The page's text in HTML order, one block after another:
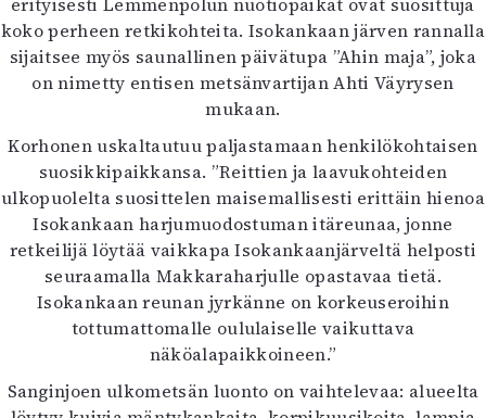
koko perheen retkikohteita. Isokankaan järven rannalla
sijaitsee myös saunallinen päivätupa ”Ahin maja”, joka
on nimetty entisen metsänvartijan Ahti Väyrysen
mukaan.
Korhonen uskaltautuu paljastamaan henkilökohtaisen
suosikkipaikkansa. ”Reittien ja laavukohteiden
ulkopuolelta suosittelen maisemallisesti erittäin hienoa
Isokankaan harjumuodostuman itäreunaa, jonne
retkeilijä löytää vaikkapa Isokankaanjärveltä helposti
seuraamalla Makkaraharjulle opastavaa tietä.
Isokankaan reunan jyrkänne on korkeuseroihin
tottumattomalle oululaiselle vaikuttava
näköalapaikkoineen.”
Sanginjoen ulkometsän luonto on vaihtelevaa: alueelta